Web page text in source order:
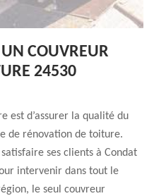
COUVREUR
24530
est d’assurer la qualité du
de rénovation de toiture.
ses clients à Condat
intervenir dans tout le
le seul couvreur